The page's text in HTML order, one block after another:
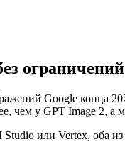
ограничений
Google конца
чем у GPT Image 2,
или Vertex, оба